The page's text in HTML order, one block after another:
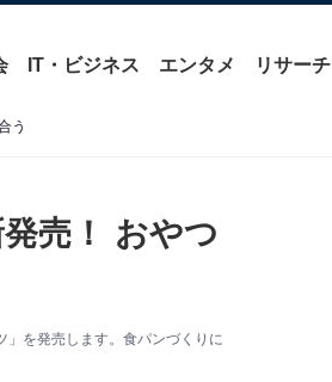
IT・ビジネス エンタメ リサーチ
う
売！ おやつ
」を発売します。食パンづくりに